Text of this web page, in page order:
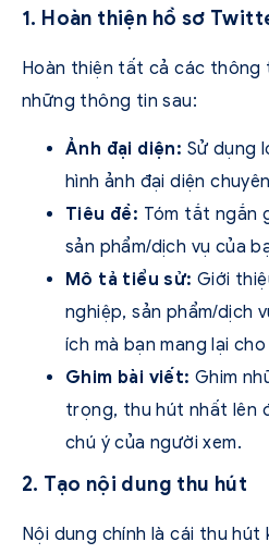
1. Hoàn thiện hồ sơ
Hoàn thiện tất cả các thông
những thông tin sau:
Ảnh đại diện: Sử dụng
hình ảnh đại diện
Tiêu đề: Tóm tắt ngắn
sản phẩm/dịch vụ của
Mô tả tiểu sử: Giới
nghiệp, sản phẩm/dịch
ích mà bạn mang lại
Ghim bài viết: Ghim
trọng, thu hút nhất lên
chú ý của người xem.
2. Tạo nội dung thu hút
Nội dung chính là cái thu hút